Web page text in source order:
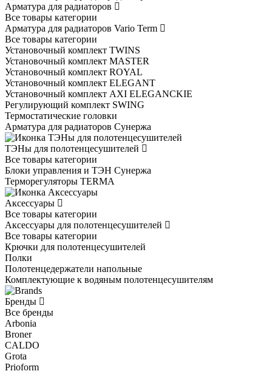
Арматура для радиаторов
Все товары категории
Арматура для радиаторов Vario Term
Все товары категории
Установочный комплект TWINS
Установочный комплект MASTER
Установочный комплект ROYAL
Установочный комплект ELEGANT
Установочный комплект AXI ELEGANCKIE
Регулирующий комплект SWING
Термостатические головки
Арматура для радиаторов Сунержа
ТЭНы для полотенцесушителей
Все товары категории
Блоки управления и ТЭН Сунержа
Терморегуляторы TERMA
Аксессуары
Все товары категории
Аксессуары для полотенцесушителей
Все товары категории
Крючки для полотенцесушителей
Полки
Полотенцедержатели напольные
Комплектующие к водяным полотенцесушителям
Бренды
Все бренды
Arbonia
Broner
CALDO
Grota
Prioform